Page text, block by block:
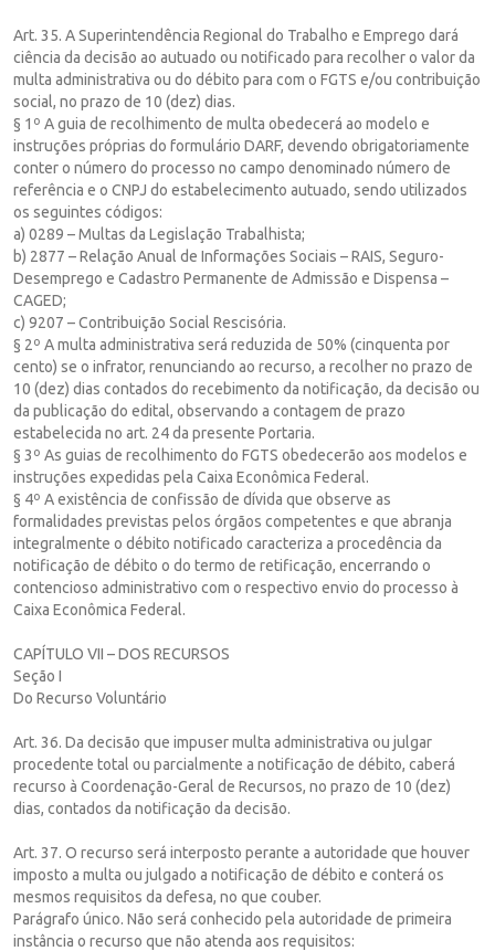
Art. 35. A Superintendência Regional do Trabalho e Emprego dará
ciência da decisão ao autuado ou notificado para recolher o valor da
multa administrativa ou do débito para com o FGTS e/ou contribuição
social, no prazo de 10 (dez) dias.
§ 1º A guia de recolhimento de multa obedecerá ao modelo e
instruções próprias do formulário DARF, devendo obrigatoriamente
conter o número do processo no campo denominado número de
referência e o CNPJ do estabelecimento autuado, sendo utilizados
os seguintes códigos:
a) 0289 – Multas da Legislação Trabalhista;
b) 2877 – Relação Anual de Informações Sociais – RAIS, Seguro-
Desemprego e Cadastro Permanente de Admissão e Dispensa –
CAGED;
c) 9207 – Contribuição Social Rescisória.
§ 2º A multa administrativa será reduzida de 50% (cinquenta por
cento) se o infrator, renunciando ao recurso, a recolher no prazo de
10 (dez) dias contados do recebimento da notificação, da decisão ou
da publicação do edital, observando a contagem de prazo
estabelecida no art. 24 da presente Portaria.
§ 3º As guias de recolhimento do FGTS obedecerão aos modelos e
instruções expedidas pela Caixa Econômica Federal.
§ 4º A existência de confissão de dívida que observe as
formalidades previstas pelos órgãos competentes e que abranja
integralmente o débito notificado caracteriza a procedência da
notificação de débito o do termo de retificação, encerrando o
contencioso administrativo com o respectivo envio do processo à
Caixa Econômica Federal.
CAPÍTULO VII – DOS RECURSOS
Seção I
Do Recurso Voluntário
Art. 36. Da decisão que impuser multa administrativa ou julgar
procedente total ou parcialmente a notificação de débito, caberá
recurso à Coordenação-Geral de Recursos, no prazo de 10 (dez)
dias, contados da notificação da decisão.
Art. 37. O recurso será interposto perante a autoridade que houver
imposto a multa ou julgado a notificação de débito e conterá os
mesmos requisitos da defesa, no que couber.
Parágrafo único. Não será conhecido pela autoridade de primeira
instância o recurso que não atenda aos requisitos: